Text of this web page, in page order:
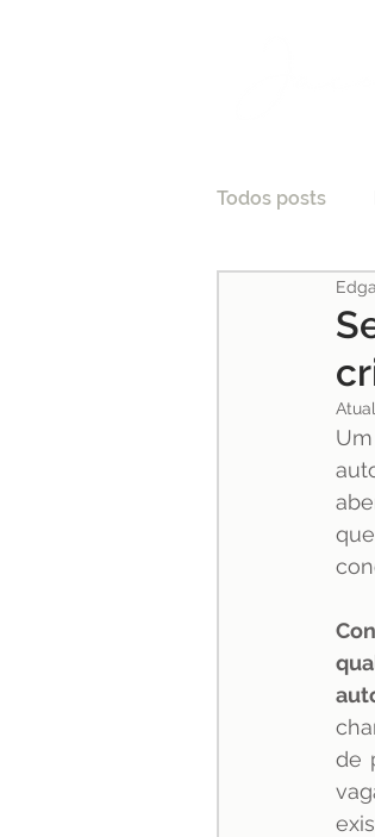
Todos posts
Processo
Pesquisas
de